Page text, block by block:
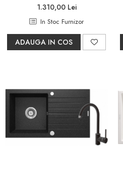
1.310,00 Lei
In Stoc Furnizor
ADAUGA IN COS